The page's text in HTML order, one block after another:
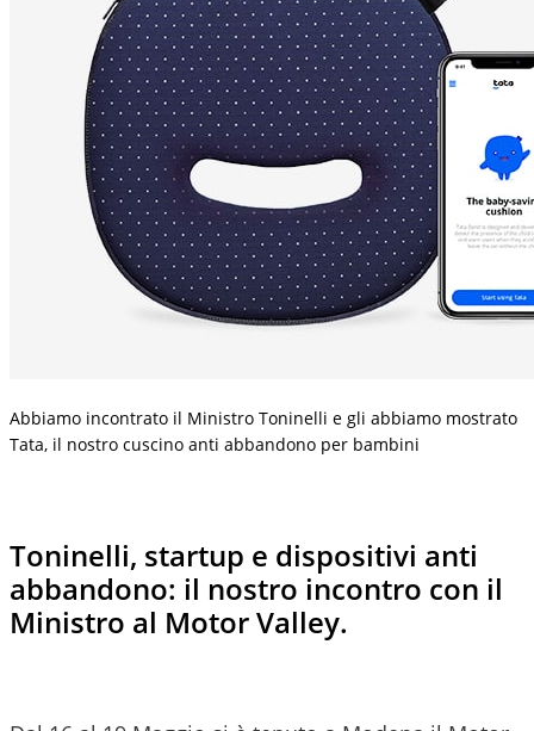
Abbiamo incontrato il Ministro Toninelli e gli abbiamo mostrato
Tata, il nostro cuscino anti abbandono per bambini
Toninelli, startup e dispositivi anti
abbandono: il nostro incontro con il
Ministro al Motor Valley.